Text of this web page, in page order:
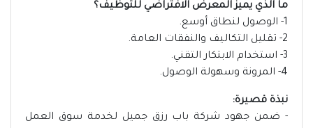
ما الذي يميز المعرض الافتراضي للتوظيف؟
1- الوصول لنطاق أوسع.
2- تقليل التكاليف والنفقات العامة.
3- استخدام الابتكار التقني.
4- المرونة وسهولة الوصول.
نبذة قصيرة:
- ضمن جهود شركة باب رزق جميل لخدمة سوق العمل